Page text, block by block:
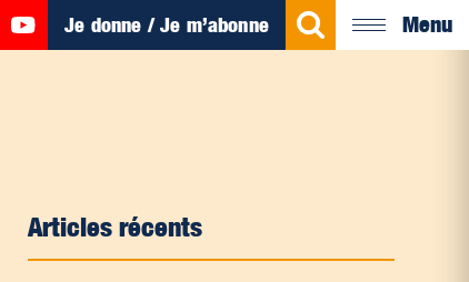
Je donne / Je m’abonne Menu
Articles récents